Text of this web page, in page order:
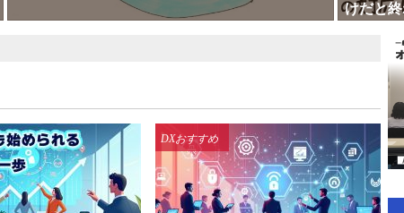
けだと
Categories
DXおすすめ